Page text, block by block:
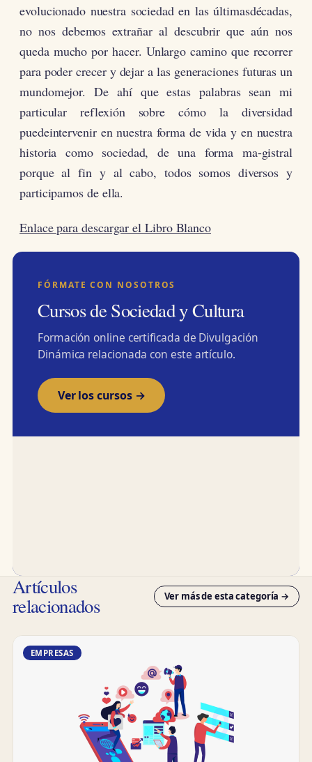
evolucionado nuestra sociedad en las últimasdécadas,
no nos debemos extrañar al descubrir que aún nos
queda mucho por hacer. Unlargo camino que recorrer
para poder crecer y dejar a las generaciones futuras un
mundomejor. De ahí que estas palabras sean mi
particular reflexión sobre cómo la diversidad
puedeintervenir en nuestra forma de vida y en nuestra
historia como sociedad, de una forma ma-gistral
porque al fin y al cabo, todos somos diversos y
participamos de ella.
Enlace para descargar el Libro Blanco
FÓRMATE CON NOSOTROS
Cursos de Sociedad y Cultura
Formación online certificada de Divulgación
Dinámica relacionada con este artículo.
Ver los cursos →
Artículos
relacionados Ver más de esta categoría →
EMPRESAS